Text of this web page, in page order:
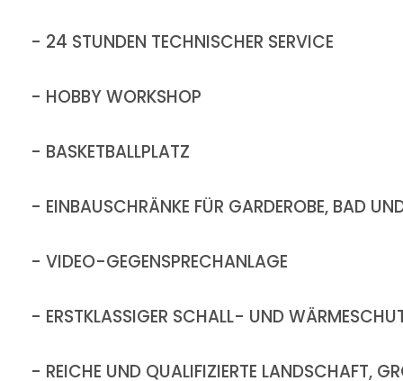
- 24 STUNDEN TECHNISCHER SERVICE
- HOBBY WORKSHOP
- BASKETBALLPLATZ
- EINBAUSCHRÄNKE FÜR GARDEROBE, BAD
- VIDEO-GEGENSPRECHANLAGE
- ERSTKLASSIGER SCHALL- UND
- REICHE UND QUALIFIZIERTE LANDSCHAFT,